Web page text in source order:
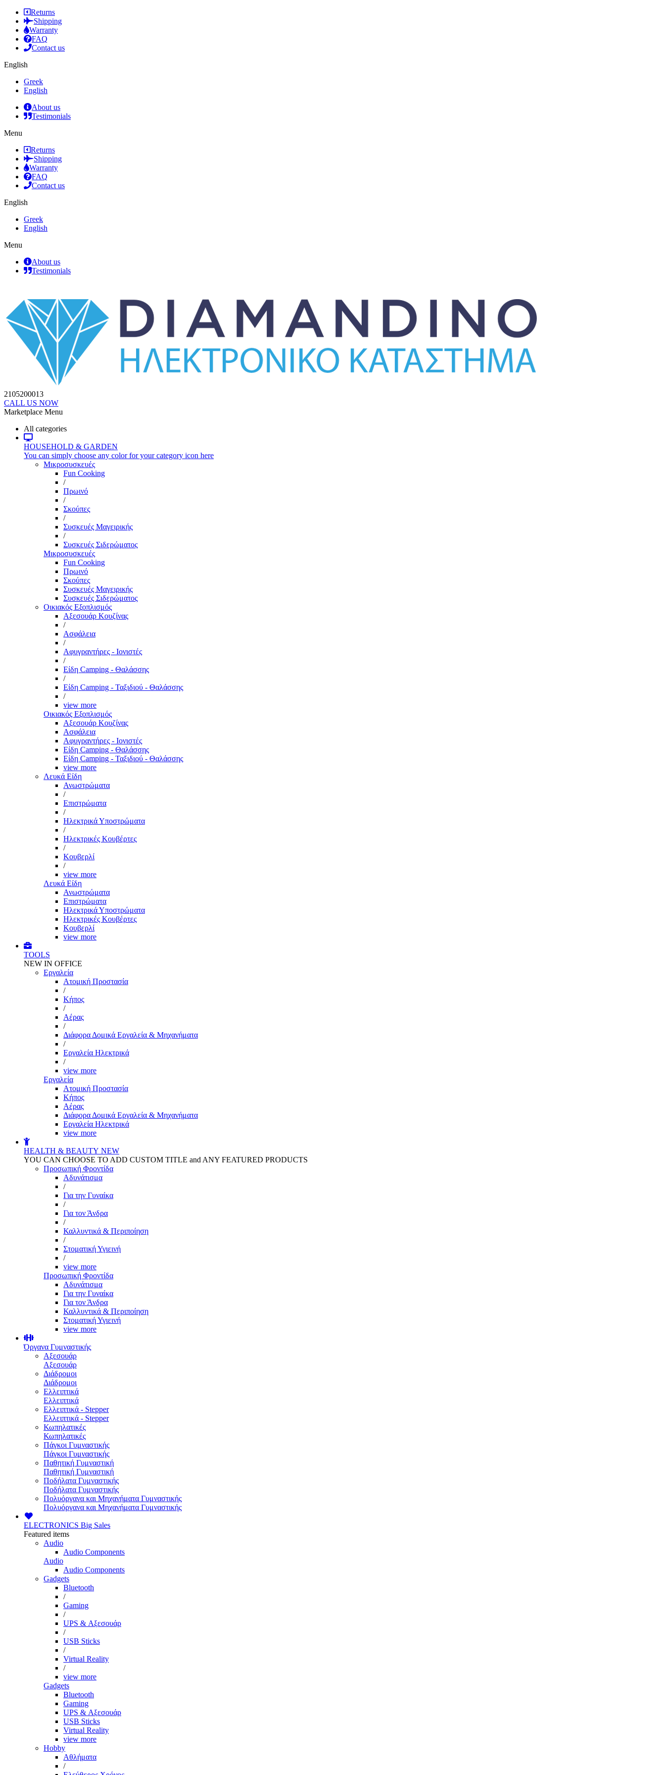
Returns
Shipping
Warranty
FAQ
Contact us
English
Greek
English
About us
Testimonials
Menu
Returns
Shipping
Warranty
FAQ
Contact us
English
Greek
English
Menu
About us
Testimonials
2105200013
CALL US NOW
Marketplace Menu
All categories
HOUSEHOLD & GARDEN
You can simply choose any color for your category icon here
Μικροσυσκευές
Fun Cooking
/
Πρωινό
/
Σκούπες
/
Συσκευές Μαγειρικής
/
Συσκευές Σιδερώματος
Μικροσυσκευές
Fun Cooking
Πρωινό
Σκούπες
Συσκευές Μαγειρικής
Συσκευές Σιδερώματος
Οικιακός Εξοπλισμός
Αξεσουάρ Κουζίνας
/
Ασφάλεια
/
Αφυγραντήρες - Ιονιστές
/
Είδη Camping - Θαλάσσης
/
Είδη Camping - Ταξιδιού - Θαλάσσης
/
view more
Οικιακός Εξοπλισμός
Αξεσουάρ Κουζίνας
Ασφάλεια
Αφυγραντήρες - Ιονιστές
Είδη Camping - Θαλάσσης
Είδη Camping - Ταξιδιού - Θαλάσσης
view more
Λευκά Είδη
Ανωστρώματα
/
Επιστρώματα
/
Ηλεκτρικά Υποστρώματα
/
Ηλεκτρικές Κουβέρτες
/
Κουβερλί
/
view more
Λευκά Είδη
Ανωστρώματα
Επιστρώματα
Ηλεκτρικά Υποστρώματα
Ηλεκτρικές Κουβέρτες
Κουβερλί
view more
TOOLS
NEW IN OFFICE
Εργαλεία
Aτομική Προστασία
/
Kήπος
/
Αέρας
/
Διάφορα Δομικά Εργαλεία & Μηχανήματα
/
Εργαλεία Ηλεκτρικά
/
view more
Εργαλεία
Aτομική Προστασία
Kήπος
Αέρας
Διάφορα Δομικά Εργαλεία & Μηχανήματα
Εργαλεία Ηλεκτρικά
view more
HEALTH & BEAUTY NEW
YOU CAN CHOOSE TO ADD CUSTOM TITLE and ANY FEATURED PRODUCTS
Προσωπική Φροντίδα
Αδυνάτισμα
/
Για την Γυναίκα
/
Για τον Άνδρα
/
Καλλυντικά & Περιποίηση
/
Στοματική Υγιεινή
/
view more
Προσωπική Φροντίδα
Αδυνάτισμα
Για την Γυναίκα
Για τον Άνδρα
Καλλυντικά & Περιποίηση
Στοματική Υγιεινή
view more
Όργανα Γυμναστικής
Αξεσουάρ
Αξεσουάρ
Διάδρομοι
Διάδρομοι
Ελλειπτικά
Ελλειπτικά
Ελλειπτικά - Stepper
Ελλειπτικά - Stepper
Κωπηλατικές
Κωπηλατικές
Πάγκοι Γυμναστικής
Πάγκοι Γυμναστικής
Παθητική Γυμναστική
Παθητική Γυμναστική
Ποδήλατα Γυμναστικής
Ποδήλατα Γυμναστικής
Πολυόργανα και Μηχανήματα Γυμναστικής
Πολυόργανα και Μηχανήματα Γυμναστικής
ELECTRONICS Big Sales
Featured items
Audio
Audio Components
Audio
Audio Components
Gadgets
Bluetooth
/
Gaming
/
UPS & Αξεσουάρ
/
USB Sticks
/
Virtual Reality
/
view more
Gadgets
Bluetooth
Gaming
UPS & Αξεσουάρ
USB Sticks
Virtual Reality
view more
Hobby
Αθλήματα
/